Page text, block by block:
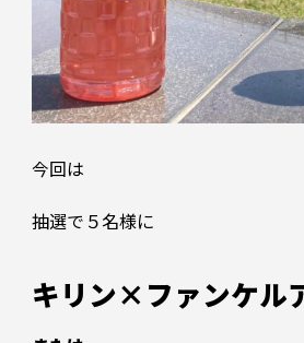
今回は
抽選で５名様に
キリン×ファンケル